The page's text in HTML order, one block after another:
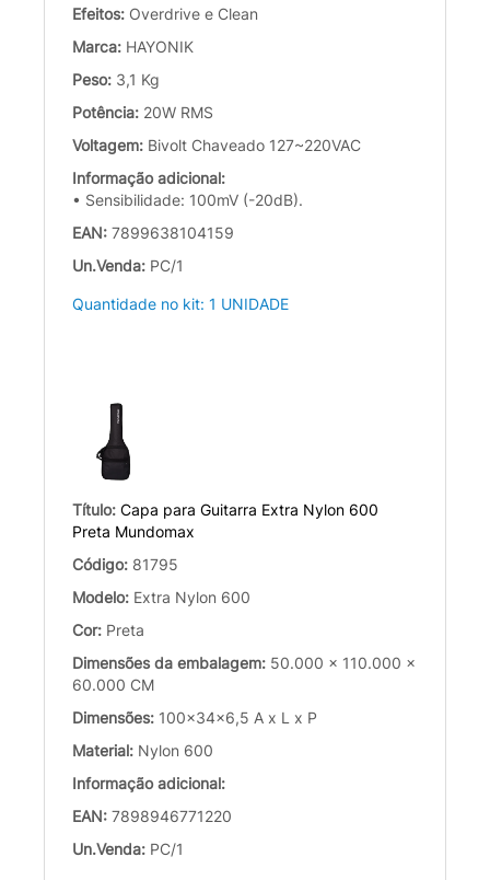
Efeitos: Overdrive e Clean
Marca: HAYONIK
Peso: 3,1 Kg
Potência: 20W RMS
Voltagem: Bivolt Chaveado 127~220VAC
Informação adicional:
• Sensibilidade: 100mV (-20dB).
EAN: 7899638104159
Un.Venda: PC/1
Quantidade no kit: 1 UNIDADE
Título: Capa para Guitarra Extra Nylon 600
Preta Mundomax
Código: 81795
Modelo: Extra Nylon 600
Cor: Preta
Dimensões da embalagem: 50.000 x 110.000 x
60.000 CM
Dimensões: 100x34x6,5 A x L x P
Material: Nylon 600
Informação adicional:
EAN: 7898946771220
Un.Venda: PC/1